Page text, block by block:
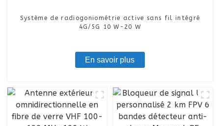
Système de radiogoniométrie active sans fil intégré
4G/5G 10 W-20 W
En savoir plus